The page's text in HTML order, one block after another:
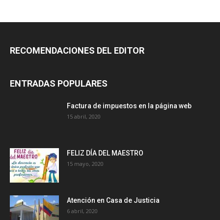
RECOMENDACIONES DEL EDITOR
ENTRADAS POPULARES
Factura de impuestos en la página web
15 abril, 2020
FELIZ DÍA DEL MAESTRO
15 mayo, 2020
Atención en Casa de Justicia
6 abril, 2020